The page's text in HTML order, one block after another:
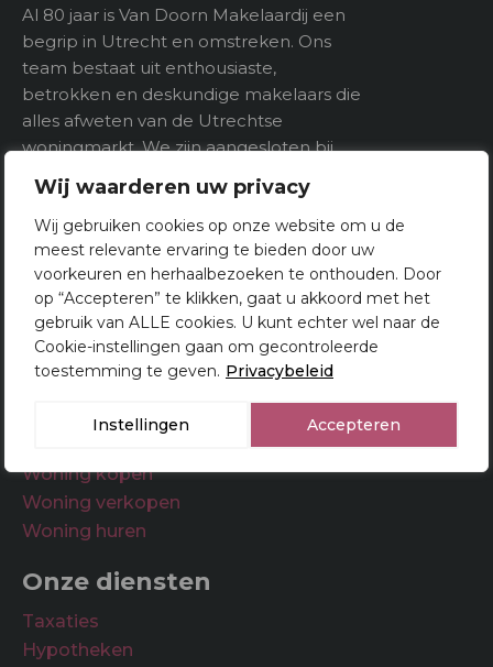
Wij waarderen uw privacy
Wij gebruiken cookies op onze website om u de
meest relevante ervaring te bieden door uw
voorkeuren en herhaalbezoeken te onthouden. Door
op “Accepteren” te klikken, gaat u akkoord met het
gebruik van ALLE cookies. U kunt echter wel naar de
Cookie-instellingen gaan om gecontroleerde
toestemming te geven. Privacybeleid
Instellingen Accepteren
kenmerken
Inhoud 409 m
Aantal kamers
Aantal verdiepeingen
Buitenruimte
Tuin
Al 80 jaar is Van Doorn Makelaardij een
begrip in Utrecht en omstreken. Ons
team bestaat uit enthousiaste,
betrokken en deskundige makelaars die
alles afweten van de Utrechtse
woningmarkt. We zijn aangesloten bij
het NVM en beheersen alle facetten
van het makelaarsvak. U kunt bij ons
dan ook terecht voor het kopen,
verkopen én taxeren van woningen in
Utrecht.
Woning kopen
Woning verkopen
Woning huren
Onze diensten
Taxaties
Hypotheken